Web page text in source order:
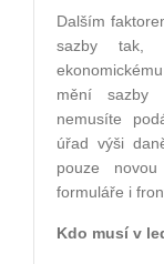
Dalším
sazby tak,
mění sazby
nemusíte
úřad výši
pouze
formuláře i
Kdo musí v